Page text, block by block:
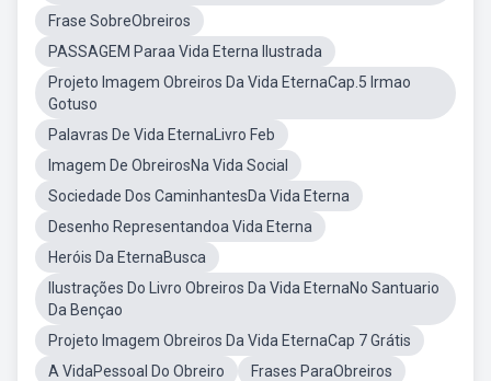
Frase SobreObreiros
PASSAGEM Paraa Vida Eterna Ilustrada
Projeto Imagem Obreiros Da Vida EternaCap.5 Irmao
Gotuso
Palavras De Vida EternaLivro Feb
Imagem De ObreirosNa Vida Social
Sociedade Dos CaminhantesDa Vida Eterna
Desenho Representandoa Vida Eterna
Heróis Da EternaBusca
Ilustrações Do Livro Obreiros Da Vida EternaNo Santuario
Da Bençao
Projeto Imagem Obreiros Da Vida EternaCap 7 Grátis
A VidaPessoal Do Obreiro
Frases ParaObreiros